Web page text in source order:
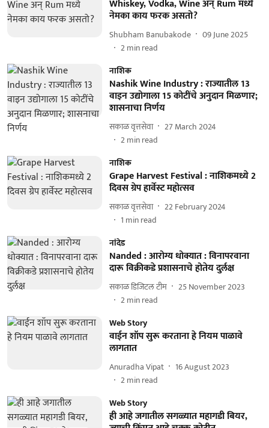
Whiskey, Vodka, Wine अन् Rum मध्ये
नेमका काय फरक असतो?
Shubham Banubakode
09 June 2025
2min read
नाशिक
Nashik Wine Industry : राज्यातील 13
वाइन उद्योगाला 15 कोटींचे अनुदान मिळणार;
शासनाचा निर्णय
सकाळ वृत्तसेवा
27 March 2024
2min read
नाशिक
Grape Harvest Festival : नाशिकमध्ये 2
दिवस ग्रेप हार्वेस्ट महोत्सव
सकाळ वृत्तसेवा
22 February 2024
1 min read
नांदेड
Nanded : आरोग्य धोक्यात : विनापरवाना
दारू विक्रीकडे प्रशासनाचे होतेय दुर्लक्ष
सकाळ डिजिटल टीम
25 November 2023
2min read
Web Story
वाईन शॉप सुरू करताना हे नियम पाळावे
लागतात
Anuradha Vipat
16 August 2023
2min read
Web Story
ही आहे जगातील सगळ्यात महागडी बियर,